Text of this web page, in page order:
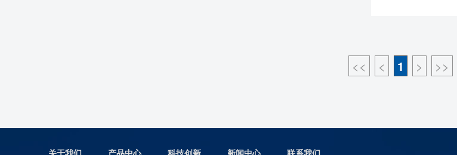
<< < 1 > >>
关于我们 产品中心 科技创新 新闻中心 联系我们